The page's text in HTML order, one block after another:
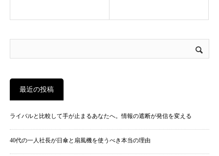
最近の投稿
ライバルと比較して手が止まるあなたへ。情報の遮断が発信を変える
40代の一人社長が日傘と扇風機を使うべき本当の理由